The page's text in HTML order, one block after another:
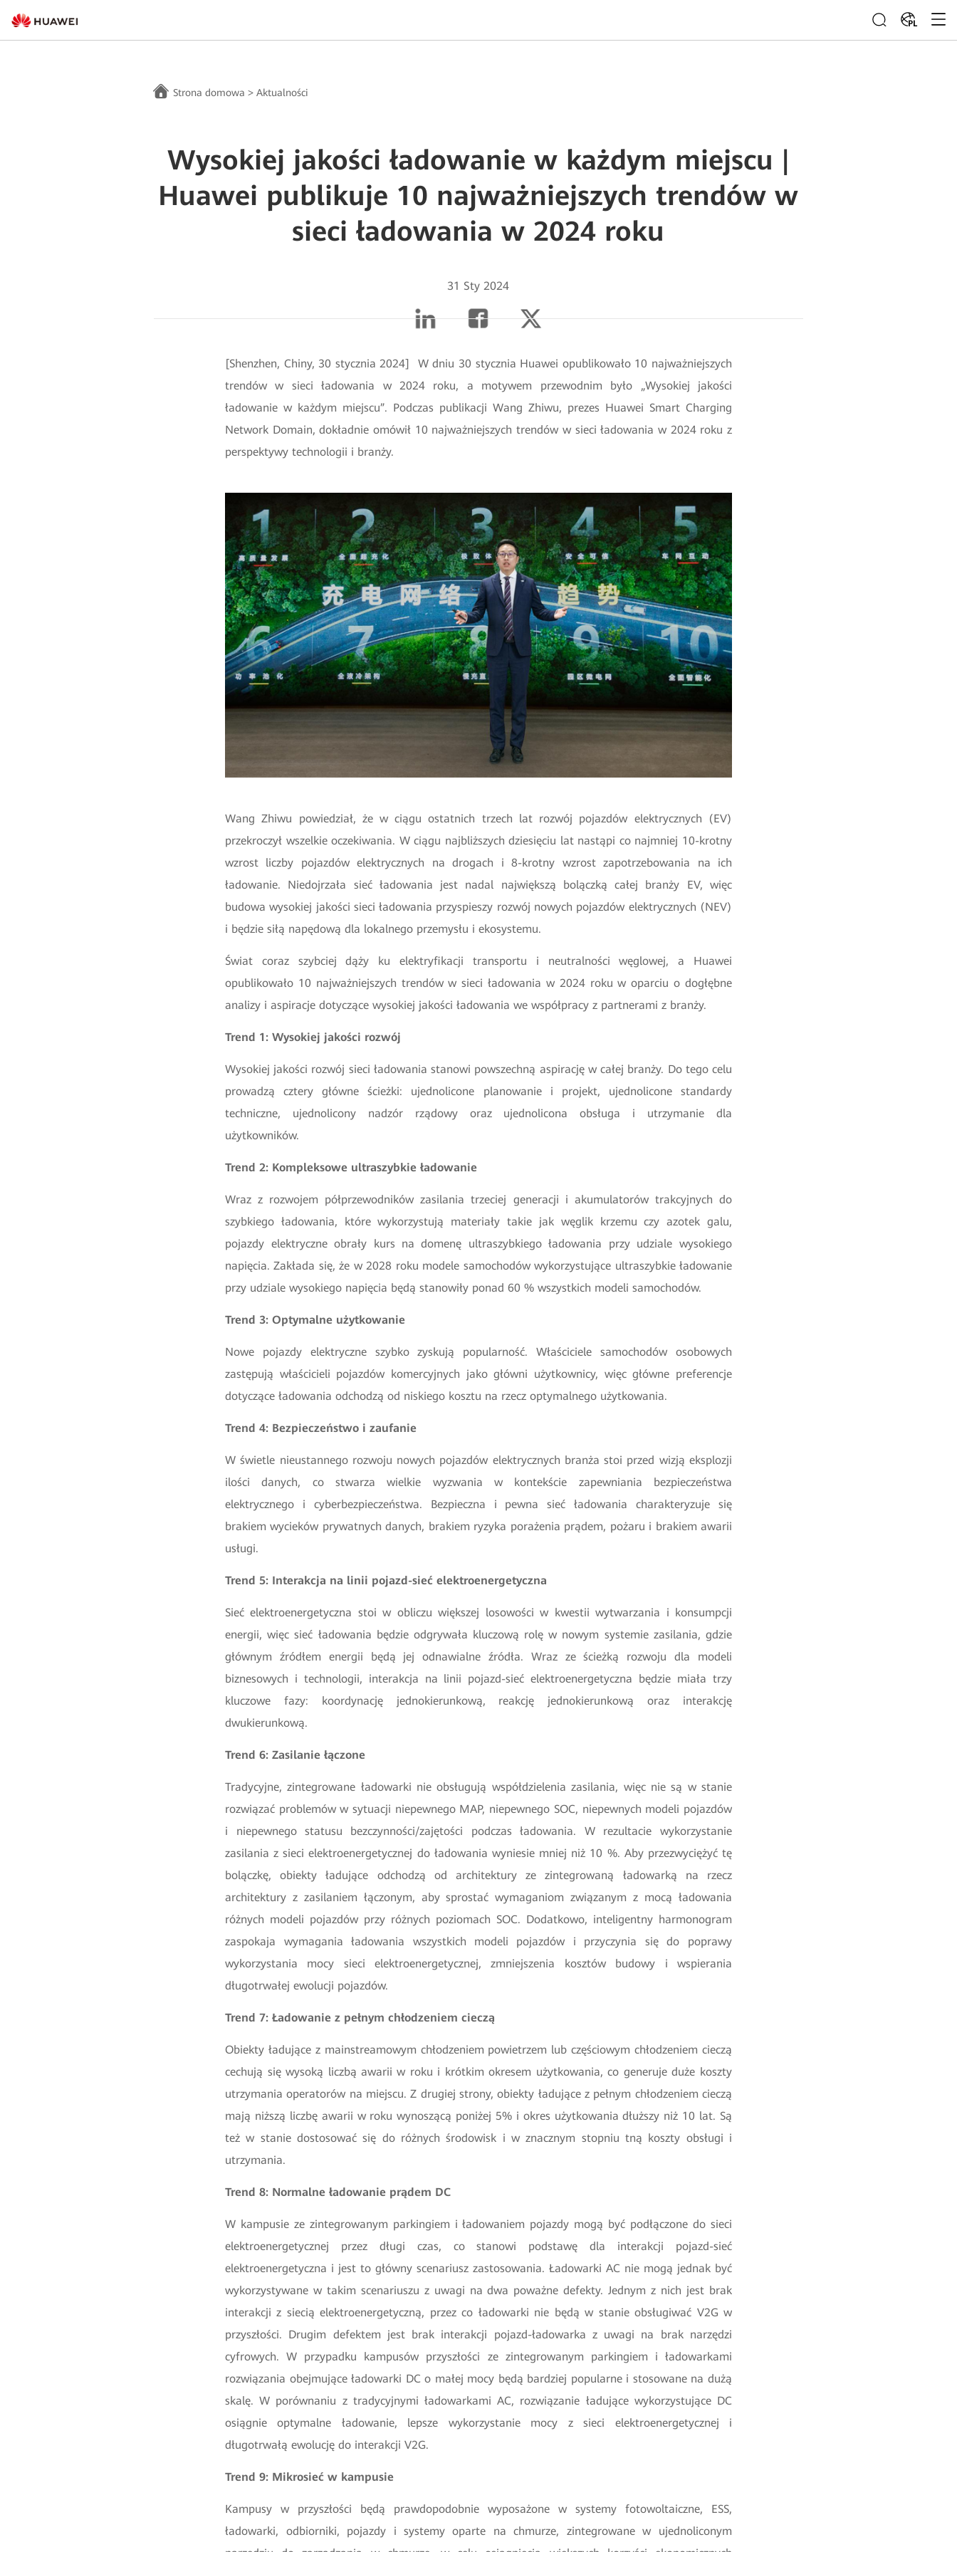
PL
Strona domowa >Aktualności
Wysokiej jakości ładowanie w każdym miejscu |
Huawei publikuje 10 najważniejszych trendów w
sieci ładowania w 2024 roku
31 Sty 2024
[Shenzhen, Chiny, 30 stycznia 2024] W dniu 30 stycznia Huawei opublikowało 10 najważniejszych
trendów w sieci ładowania w 2024 roku, a motywem przewodnim było „Wysokiej jakości
ładowanie w każdym miejscu”. Podczas publikacji Wang Zhiwu, prezes Huawei Smart Charging
Network Domain, dokładnie omówił 10 najważniejszych trendów w sieci ładowania w 2024 roku z
perspektywy technologii i branży.
Wang Zhiwu powiedział, że w ciągu ostatnich trzech lat rozwój pojazdów elektrycznych (EV)
przekroczył wszelkie oczekiwania. W ciągu najbliższych dziesięciu lat nastąpi co najmniej 10-krotny
wzrost liczby pojazdów elektrycznych na drogach i 8-krotny wzrost zapotrzebowania na ich
ładowanie. Niedojrzała sieć ładowania jest nadal największą bolączką całej branży EV, więc
budowa wysokiej jakości sieci ładowania przyspieszy rozwój nowych pojazdów elektrycznych (NEV)
i będzie siłą napędową dla lokalnego przemysłu i ekosystemu.
Świat coraz szybciej dąży ku elektryfikacji transportu i neutralności węglowej, a Huawei
opublikowało 10 najważniejszych trendów w sieci ładowania w 2024 roku w oparciu o dogłębne
analizy i aspiracje dotyczące wysokiej jakości ładowania we współpracy z partnerami z branży.
Trend 1: Wysokiej jakości rozwój
Wysokiej jakości rozwój sieci ładowania stanowi powszechną aspirację w całej branży. Do tego celu
prowadzą cztery główne ścieżki: ujednolicone planowanie i projekt, ujednolicone standardy
techniczne, ujednolicony nadzór rządowy oraz ujednolicona obsługa i utrzymanie dla
użytkowników.
Trend 2: Kompleksowe ultraszybkie ładowanie
Wraz z rozwojem półprzewodników zasilania trzeciej generacji i akumulatorów trakcyjnych do
szybkiego ładowania, które wykorzystują materiały takie jak węglik krzemu czy azotek galu,
pojazdy elektryczne obrały kurs na domenę ultraszybkiego ładowania przy udziale wysokiego
napięcia. Zakłada się, że w 2028 roku modele samochodów wykorzystujące ultraszybkie ładowanie
przy udziale wysokiego napięcia będą stanowiły ponad 60 % wszystkich modeli samochodów.
Trend 3: Optymalne użytkowanie
Nowe pojazdy elektryczne szybko zyskują popularność. Właściciele samochodów osobowych
zastępują właścicieli pojazdów komercyjnych jako główni użytkownicy, więc główne preferencje
dotyczące ładowania odchodzą od niskiego kosztu na rzecz optymalnego użytkowania.
Trend 4: Bezpieczeństwo i zaufanie
W świetle nieustannego rozwoju nowych pojazdów elektrycznych branża stoi przed wizją eksplozji
ilości danych, co stwarza wielkie wyzwania w kontekście zapewniania bezpieczeństwa
elektrycznego i cyberbezpieczeństwa. Bezpieczna i pewna sieć ładowania charakteryzuje się
brakiem wycieków prywatnych danych, brakiem ryzyka porażenia prądem, pożaru i brakiem awarii
usługi.
Trend 5: Interakcja na linii pojazd-sieć elektroenergetyczna
Sieć elektroenergetyczna stoi w obliczu większej losowości w kwestii wytwarzania i konsumpcji
energii, więc sieć ładowania będzie odgrywała kluczową rolę w nowym systemie zasilania, gdzie
głównym źródłem energii będą jej odnawialne źródła. Wraz ze ścieżką rozwoju dla modeli
biznesowych i technologii, interakcja na linii pojazd-sieć elektroenergetyczna będzie miała trzy
kluczowe fazy: koordynację jednokierunkową, reakcję jednokierunkową oraz interakcję
dwukierunkową.
Trend 6: Zasilanie łączone
Tradycyjne, zintegrowane ładowarki nie obsługują współdzielenia zasilania, więc nie są w stanie
rozwiązać problemów w sytuacji niepewnego MAP, niepewnego SOC, niepewnych modeli pojazdów
i niepewnego statusu bezczynności/zajętości podczas ładowania. W rezultacie wykorzystanie
zasilania z sieci elektroenergetycznej do ładowania wyniesie mniej niż 10 %. Aby przezwyciężyć tę
bolączkę, obiekty ładujące odchodzą od architektury ze zintegrowaną ładowarką na rzecz
architektury z zasilaniem łączonym, aby sprostać wymaganiom związanym z mocą ładowania
różnych modeli pojazdów przy różnych poziomach SOC. Dodatkowo, inteligentny harmonogram
zaspokaja wymagania ładowania wszystkich modeli pojazdów i przyczynia się do poprawy
wykorzystania mocy sieci elektroenergetycznej, zmniejszenia kosztów budowy i wspierania
długotrwałej ewolucji pojazdów.
Trend 7: Ładowanie z pełnym chłodzeniem cieczą
Obiekty ładujące z mainstreamowym chłodzeniem powietrzem lub częściowym chłodzeniem cieczą
cechują się wysoką liczbą awarii w roku i krótkim okresem użytkowania, co generuje duże koszty
utrzymania operatorów na miejscu. Z drugiej strony, obiekty ładujące z pełnym chłodzeniem cieczą
mają niższą liczbę awarii w roku wynoszącą poniżej 5% i okres użytkowania dłuższy niż 10 lat. Są
też w stanie dostosować się do różnych środowisk i w znacznym stopniu tną koszty obsługi i
utrzymania.
Trend 8: Normalne ładowanie prądem DC
W kampusie ze zintegrowanym parkingiem i ładowaniem pojazdy mogą być podłączone do sieci
elektroenergetycznej przez długi czas, co stanowi podstawę dla interakcji pojazd-sieć
elektroenergetyczna i jest to główny scenariusz zastosowania. Ładowarki AC nie mogą jednak być
wykorzystywane w takim scenariuszu z uwagi na dwa poważne defekty. Jednym z nich jest brak
interakcji z siecią elektroenergetyczną, przez co ładowarki nie będą w stanie obsługiwać V2G w
przyszłości. Drugim defektem jest brak interakcji pojazd-ładowarka z uwagi na brak narzędzi
cyfrowych. W przypadku kampusów przyszłości ze zintegrowanym parkingiem i ładowarkami
rozwiązania obejmujące ładowarki DC o małej mocy będą bardziej popularne i stosowane na dużą
skalę. W porównaniu z tradycyjnymi ładowarkami AC, rozwiązanie ładujące wykorzystujące DC
osiągnie optymalne ładowanie, lepsze wykorzystanie mocy z sieci elektroenergetycznej i
długotrwałą ewolucję do interakcji V2G.
Trend 9: Mikrosieć w kampusie
Kampusy w przyszłości będą prawdopodobnie wyposażone w systemy fotowoltaiczne, ESS,
ładowarki, odbiorniki, pojazdy i systemy oparte na chmurze, zintegrowane w ujednoliconym